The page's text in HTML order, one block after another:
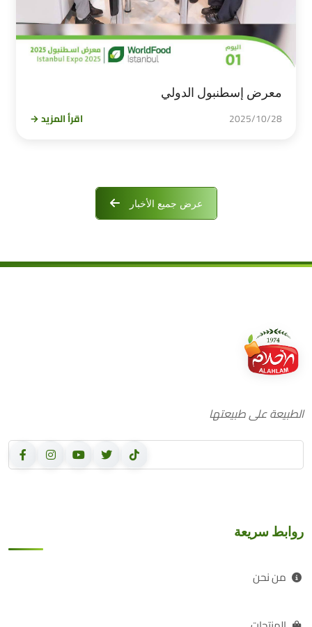
معرض إسطنبول الدولي
2025/10/28 اقرأ المزيد →
عرض جميع الأخبار
الطبيعة على طبيعتها
روابط سريعة
من نحن